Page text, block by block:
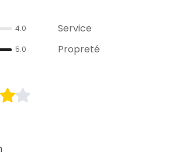
4.0 Service
5.0 Propreté